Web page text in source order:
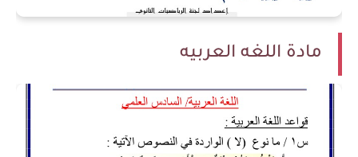
مادة اللغه العربيه